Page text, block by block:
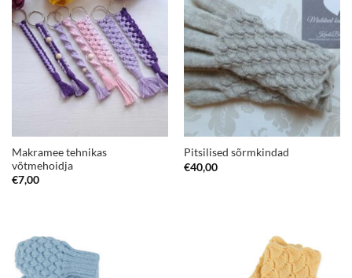
Makramee tehnikas
võtmehoidja
€7,00
Pitsilised sõrmkindad
€40,00